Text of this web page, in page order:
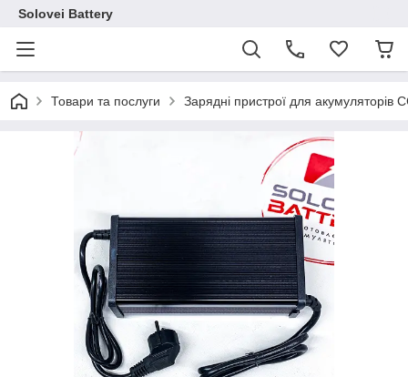
Solovei Battery
Товари та послуги Зарядні пристрої для акумуляторів